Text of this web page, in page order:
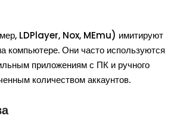
LDPlayer, Nox, MEmu) имитируют
компьютере. Они часто используются
приложениям с ПК и ручного
количеством аккаунтов.